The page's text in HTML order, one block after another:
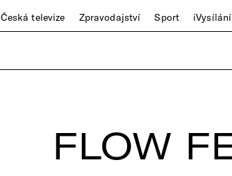
Česká televize Zpravodajství Sport iVysílání
FLOW